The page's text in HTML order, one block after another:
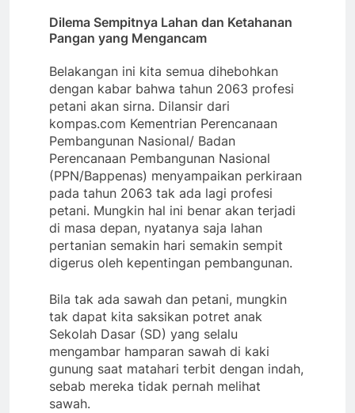
Dilema Sempitnya Lahan dan Ketahanan
Pangan yang Mengancam
Belakangan ini kita semua dihebohkan
dengan kabar bahwa tahun 2063 profesi
petani akan sirna. Dilansir dari
kompas.com Kementrian Perencanaan
Pembangunan Nasional/ Badan
Perencanaan Pembangunan Nasional
(PPN/Bappenas) menyampaikan perkiraan
pada tahun 2063 tak ada lagi profesi
petani. Mungkin hal ini benar akan terjadi
di masa depan, nyatanya saja lahan
pertanian semakin hari semakin sempit
digerus oleh kepentingan pembangunan.
Bila tak ada sawah dan petani, mungkin
tak dapat kita saksikan potret anak
Sekolah Dasar (SD) yang selalu
mengambar hamparan sawah di kaki
gunung saat matahari terbit dengan indah,
sebab mereka tidak pernah melihat
sawah.